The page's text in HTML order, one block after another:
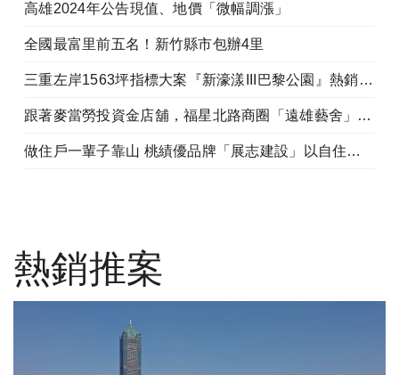
高雄2024年公告現值、地價「微幅調漲」
全國最富里前五名！新竹縣市包辦4里
三重左岸1563坪指標大案『新濠漾III巴黎公園』熱銷開工
跟著麥當勞投資金店舖，福星北路商圈「遠雄藝舍」金店炙手可熱
做住戶一輩子靠山 桃績優品牌「展志建設」以自住心蓋房
熱銷推案